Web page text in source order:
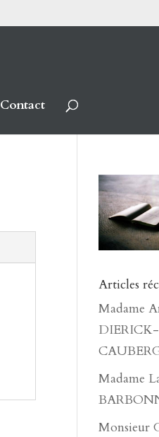
Contact
Articles
Madame
DIERICK-
Madame
Monsieur